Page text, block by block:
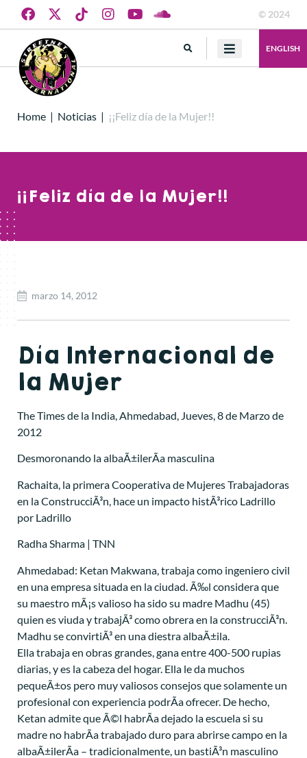
© 2024
ENGLISH
Home | Noticias | ¡¡Feliz día de la Mujer!!
¡¡Feliz día de la Mujer!!
marzo 14, 2012
Día Internacional de
la Mujer
The Times de la India, Ahmedabad, Jueves, 8 de Marzo de
2012
Desmoronando la albaÃ±ilerÃ­a masculina
Rachaita, la primera Cooperativa de Mujeres Trabajadoras
en la ConstrucciÃ³n, hace un impacto histÃ³rico Ladrillo
por Ladrillo
Radha Sharma | TNN
Ahmedabad: Ketan Makwana, trabaja como ingeniero civil
en una empresa situada en la ciudad. Ã‰l considera que
su maestro mÃ¡s valioso ha sido su madre Madhu (45)
quien es viuda y trabajÃ³ como obrera en la construcciÃ³n.
Madhu se convirtiÃ³ en una diestra albaÃ±ila.
Ella trabaja en obras grandes, gana entre 400-500 rupias
diarias, y es la cabeza del hogar. Ella le da muchos
pequeÃ±os pero muy valiosos consejos que solamente un
profesional con experiencia podrÃ­a ofrecer. De hecho,
Ketan admite que Ã©l habrÃ­a dejado la escuela si su
madre no habrÃ­a trabajado duro para abrirse campo en la
albaÃ±ilerÃ­a – tradicionalmente, un bastiÃ³n masculino